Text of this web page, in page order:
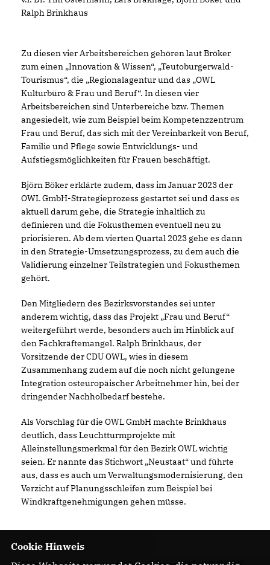
Ralph Brinkhaus
Zu diesen vier Arbeitsbereichen gehören laut Bröker
zum einen „Innovation & Wissen“, „Teutoburgerwald-
Tourismus“, die „Regionalagentur und das „OWL
Kulturbüro & Frau und Beruf“. In diesen vier
Arbeitsbereichen sind Unterbereiche bzw. Themen
angesiedelt, wie zum Beispiel beim Kompetenzzentrum
Frau und Beruf, das sich mit der Vereinbarkeit von Beruf,
Familie und Pflege sowie Entwicklungs- und
Aufstiegsmöglichkeiten für Frauen beschäftigt.
Björn Böker erklärte zudem, dass im Januar 2023 der
OWL GmbH-Strategieprozess gestartet sei und dass es
aktuell darum gehe, die Strategie inhaltlich zu
definieren und die Fokusthemen eventuell neu zu
priorisieren. Ab dem vierten Quartal 2023 gehe es dann
in den Strategie-Umsetzungsprozess, zu dem auch die
Validierung einzelner Teilstrategien und Fokusthemen
gehört.
Den Mitgliedern des Bezirksvorstandes sei unter
anderem wichtig, dass das Projekt „Frau und Beruf“
weitergeführt werde, besonders auch im Hinblick auf
den Fachkräftemangel. Ralph Brinkhaus, der
Vorsitzende der CDU OWL, wies in diesem
Zusammenhang zudem auf die noch nicht gelungene
Integration osteuropäischer Arbeitnehmer hin, bei der
dringender Nachholbedarf bestehe.
Als Vorschlag für die OWL GmbH machte Brinkhaus
deutlich, dass Leuchtturmprojekte mit
Alleinstellungsmerkmal für den Bezirk OWL wichtig
seien. Er nannte das Stichwort „Neustaat“ und führte
aus, dass es auch um Verwaltungsmodernisierung, den
Verzicht auf Planungsschleifen zum Beispiel bei
Windkraftgenehmigungen gehen müsse.
Cookie Hinweis